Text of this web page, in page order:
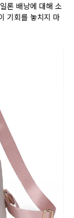
론 배낭에 대해 소
기회를 놓치지 마